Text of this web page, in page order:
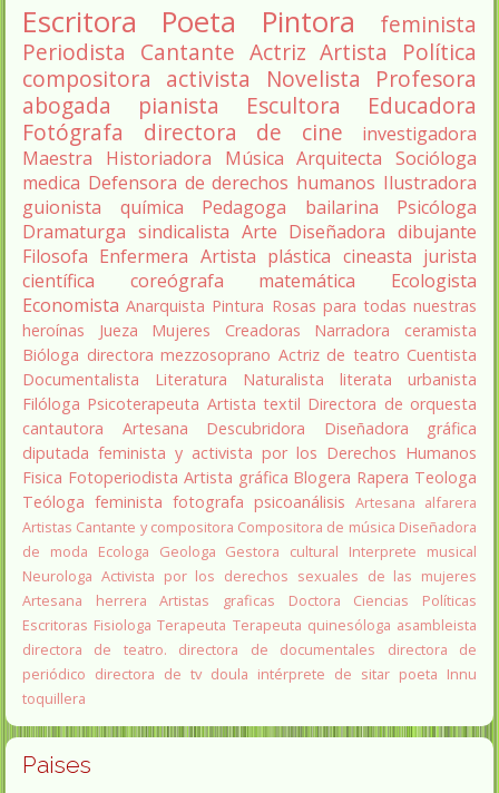
Escritora Poeta Pintora
feminista
Periodista Cantante Actriz Artista
Política
compositora activista Novelista
Profesora
abogada
pianista Escultora
Educadora
Fotógrafa
directora de cine
investigadora
Maestra
Historiadora Música Arquitecta Socióloga
medica Defensora de derechos humanos Ilustradora
guionista
química Pedagoga bailarina
Psicóloga
Dramaturga sindicalista Arte Diseñadora dibujante
Filosofa Enfermera Artista plástica cineasta jurista
científica
coreógrafa matemática
Ecologista
Economista Anarquista Pintura Rosas para todas nuestras
heroínas
Jueza Mujeres Creadoras Narradora
ceramista
Bióloga directora mezzosoprano Actriz de teatro Cuentista
Documentalista
Literatura Naturalista literata
urbanista
Filóloga Psicoterapeuta Artista textil Directora de orquesta
cantautora
Artesana Descubridora
Diseñadora gráfica
diputada feminista y activista por los Derechos Humanos
Fisica Fotoperiodista Artista gráfica Blogera Rapera Teologa
Teóloga feminista fotografa psicoanálisis Artesana alfarera
Artistas Cantante y compositora Compositora de música Diseñadora
de moda
Ecologa Geologa Gestora cultural
Interprete musical
Neurologa Activista por los derechos sexuales de las mujeres
Artesana herrera
Artistas graficas
Doctora Ciencias Políticas
Escritoras Fisiologa Terapeuta Terapeuta quinesóloga asambleista
directora de teatro.
directora de documentales
directora de
periódico directora de tv doula intérprete de sitar poeta Innu
toquillera
Paises